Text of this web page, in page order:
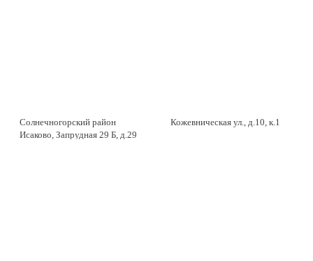
Солнечногорский район
Исаково, Запрудная 29 Б, д.29
Кожевническая ул., д.10, к.1